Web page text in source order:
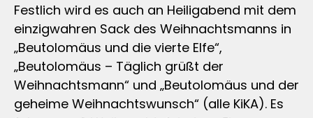
Festlich wird es auch an Heiligabend mit dem
einzigwahren Sack des Weihnachtsmanns in
„Beutolomäus und die vierte Elfe“,
„Beutolomäus – Täglich grüßt der
Weihnachtsmann“ und „Beutolomäus und der
geheime Weihnachtswunsch“ (alle KiKA). Es